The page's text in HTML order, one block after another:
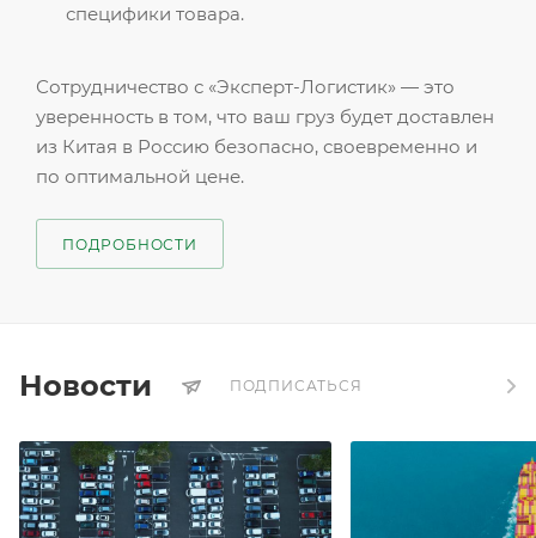
специфики товара.
Сотрудничество с «Эксперт-Логистик» — это
уверенность в том, что ваш груз будет доставлен
из Китая в Россию безопасно, своевременно и
по оптимальной цене.
ПОДРОБНОСТИ
Новости ПОДПИСАТЬСЯ